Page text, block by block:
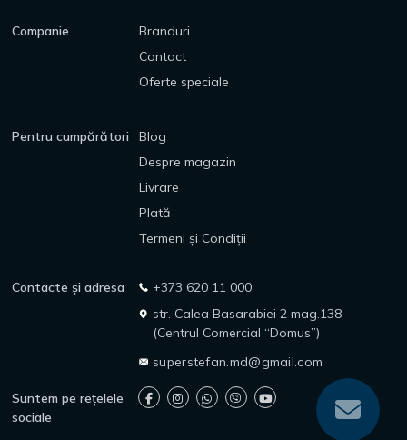
Companie
Branduri
Contact
Oferte speciale
Pentru cumpărători
Blog
Despre magazin
Livrare
Plată
Termeni și Condiții
Contacte și adresa
+373 620 11 000
str. Calea Basarabiei 2 mag.138
(Centrul Comercial “Domus”)
superstefan.md@gmail.com
Suntem pe rețelele
sociale